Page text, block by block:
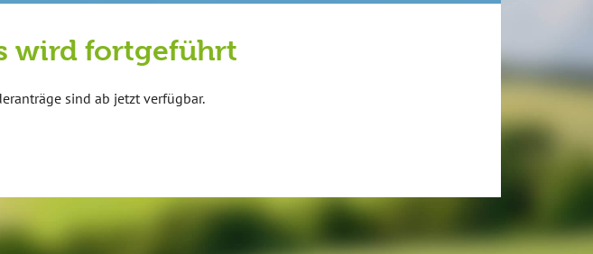
wird fortgeführt
sind ab jetzt verfügbar.